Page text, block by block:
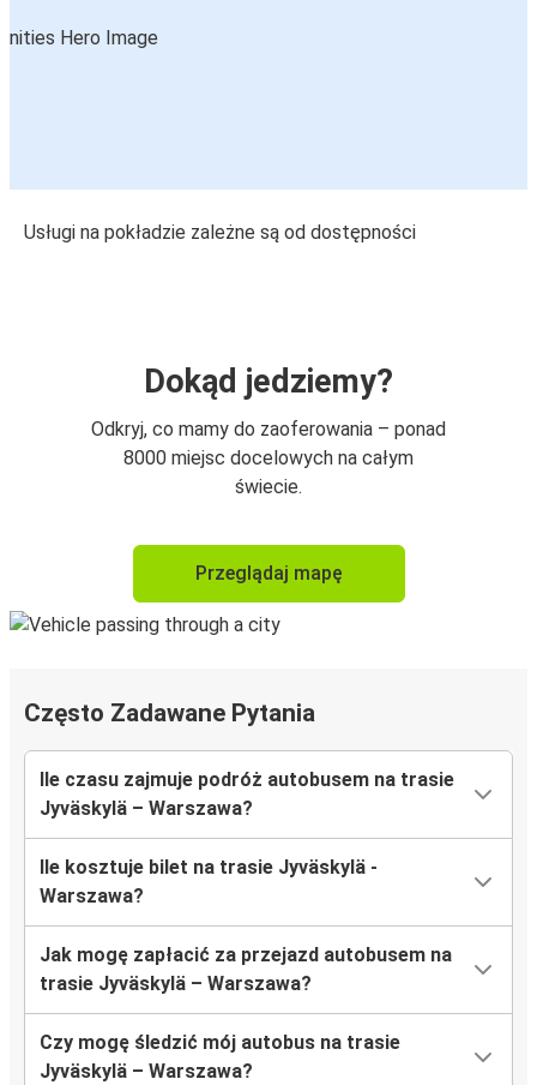
Usługi na pokładzie zależne są od dostępności
Dokąd jedziemy?
Odkryj, co mamy do zaoferowania – ponad
8000 miejsc docelowych na całym
świecie.
Przeglądaj mapę
Często Zadawane Pytania
Ile czasu zajmuje podróż autobusem na trasie
Jyväskylä – Warszawa?
Ile kosztuje bilet na trasie Jyväskylä -
Warszawa?
Jak mogę zapłacić za przejazd autobusem na
trasie Jyväskylä – Warszawa?
Czy mogę śledzić mój autobus na trasie
Jyväskylä – Warszawa?